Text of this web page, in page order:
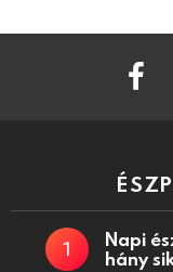
Napi
hány